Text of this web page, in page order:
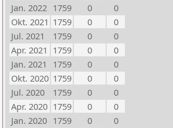
Jan. 2022 1759 0
0
Okt. 2021 1759 0
0
Jul. 2021
1759 0
0
Apr. 2021 1759 0
0
Jan. 2021
1759 0
0
Okt. 2020 1759 0
0
Jul. 2020
1759 0
0
Apr. 2020 1759 0
0
Jan. 2020 1759 0
0